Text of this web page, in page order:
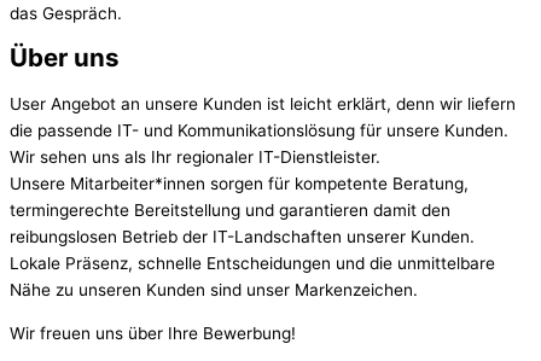
das Gespräch.
Über uns
User Angebot an unsere Kunden ist leicht erklärt, denn wir liefern
die passende IT- und Kommunikationslösung für unsere Kunden.
Wir sehen uns als Ihr regionaler IT-Dienstleister.
Unsere Mitarbeiter*innen sorgen für kompetente Beratung,
termingerechte Bereitstellung und garantieren damit den
reibungslosen Betrieb der IT-Landschaften unserer Kunden.
Lokale Präsenz, schnelle Entscheidungen und die unmittelbare
Nähe zu unseren Kunden sind unser Markenzeichen.
Wir freuen uns über Ihre Bewerbung!